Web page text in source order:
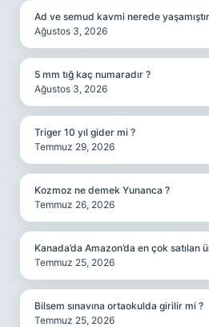
Ad ve semud kavmi nerede
Ağustos 3, 2026
5 mm tığ kaç numaradır ?
Ağustos 3, 2026
Triger 10 yıl gider mi ?
Temmuz 29, 2026
Kozmoz ne demek Yunanca ?
Temmuz 26, 2026
Kanada’da Amazon’da en çok satılan
Temmuz 25, 2026
Bilsem sınavına ortaokulda girilir mi ?
Temmuz 25, 2026